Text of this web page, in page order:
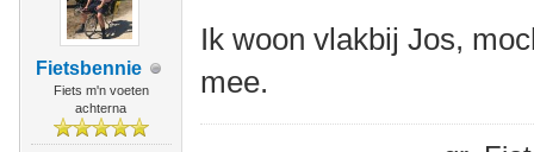
Fietsbennie
Fiets m'n voeten
achterna
Ik woon vlakbij Jos,
mee.